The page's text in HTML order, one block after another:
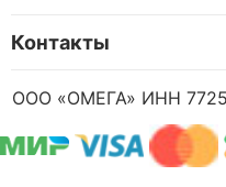
Контакты
ООО «ОМЕГА» ИНН